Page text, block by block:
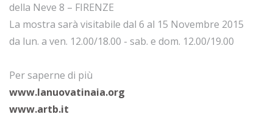
della Neve 8 – FIRENZE
La mostra sarà visitabile dal 6 al 15 Novembre 2015
da lun. a ven. 12.00/18.00 - sab. e dom. 12.00/19.00
Per saperne di più
www.lanuovatinaia.org
www.artb.it